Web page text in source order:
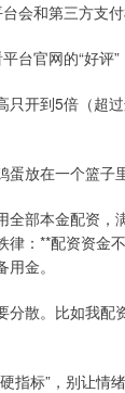
会和第三方支
台官网的“好评
只开到5倍（超
蛋放在一个篮子
全部本金配资
：**配资资金
金。
分散。比如我
指标”，别让情